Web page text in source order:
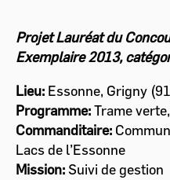
Projet Lauréat du
Exemplaire 2013,
Lieu: Essonne, Grigny
Programme:Trame
Commanditaire:
Lacs de l’Essonne
Mission:Suivi de gestion